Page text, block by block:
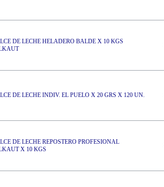
DE LECHE HELADERO BALDE X 10 KGS
DE LECHE INDIV. EL PUELO X 20 GRS X 120 UN.
DE LECHE REPOSTERO PROFESIONAL
X 10 KGS